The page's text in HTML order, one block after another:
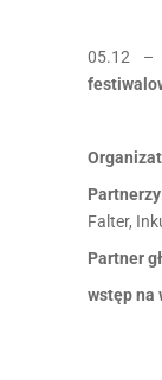
05.12 –
Falter,
Partner
wstęp na